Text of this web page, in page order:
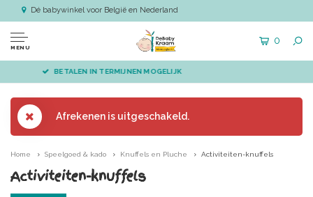
Dé babywinkel voor België en Nederland
MENU
0
VÓÓR 14.00 BESTELD, DIRECT VERZONDEN
Afrekenen is uitgeschakeld.
Home Speelgoed & kado Knuffels en Pluche Activiteiten-knuffels
Activiteiten-knuffels